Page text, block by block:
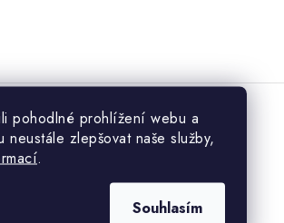
pohodlné prohlížení webu a
zlepšovat naše služby,
.
Souhlasím
(0)
položce.